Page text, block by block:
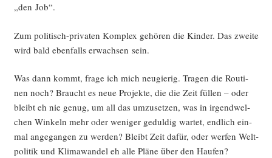
„den Job“.
Zum poli­tisch-pri­va­ten Kom­plex gehö­ren die Kin­der. Das zwei­te
wird bald eben­falls erwach­sen sein.
Was dann kommt, fra­ge ich mich neu­gie­rig. Tra­gen die Rou­ti­
nen noch? Braucht es neue Pro­jek­te, die die Zeit fül­len – oder
bleibt eh nie genug, um all das umzu­set­zen, was in irgend­wel­
chen Win­keln mehr oder weni­ger gedul­dig war­tet, end­lich ein­
mal ange­gan­gen zu wer­den? Bleibt Zeit dafür, oder wer­fen Welt­
po­li­tik und Kli­ma­wan­del eh alle Plä­ne über den Haufen?